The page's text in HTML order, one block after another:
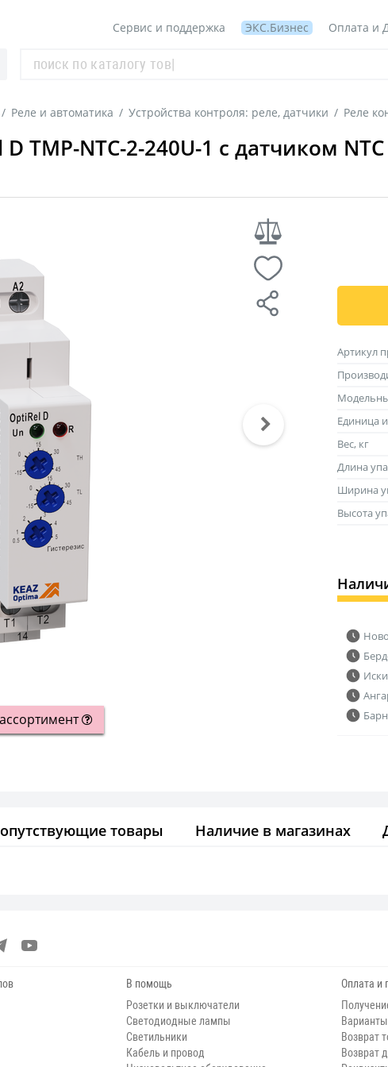
Сервис и поддержка ЭКС.Бизнес Оплата и
/ Реле и автоматика / Устройства контроля: реле, датчики / Реле
TMP-NTC-2-240U-1 с датчиком
Артикул
Единица
Вес, кг
Длина
Ширина
Высота
товары Наличие в магазинах
В помощь
Розетки и выключатели
Светодиодные лампы
Светильники
Кабель и провод
Оплата и
Возврат
Возврат